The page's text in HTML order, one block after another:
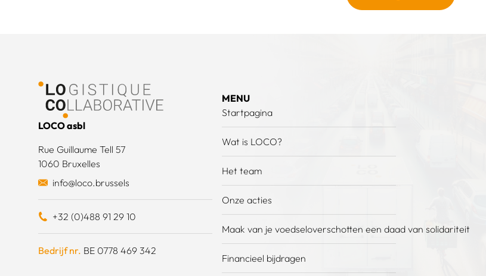
LOCO asbl
Rue Guillaume Tell 57
1060 Bruxelles
info@loco.brussels
+32 (0)488 91 29 10
Bedrijf nr. BE 0778 469 342
MENU
Startpagina
Wat is LOCO?
Het team
Onze acties
Maak van je voedseloverschotten een daad van solidariteit
Financieel bijdragen